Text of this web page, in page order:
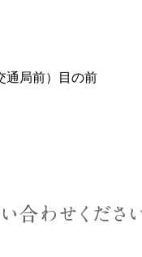
通局前） 目の前